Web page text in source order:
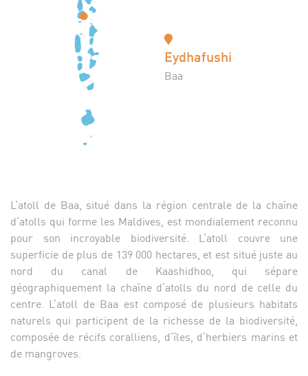
Eydhafushi
Baa
L’atoll de Baa, situé dans la région centrale de la chaîne
d’atolls qui forme les Maldives, est mondialement reconnu
pour son incroyable biodiversité. L’atoll couvre une
superficie de plus de 139 000 hectares, et est situé juste au
nord du canal de Kaashidhoo, qui sépare
géographiquement la chaîne d’atolls du nord de celle du
centre. L’atoll de Baa est composé de plusieurs habitats
naturels qui participent de la richesse de la biodiversité,
composée de récifs coralliens, d’îles, d’herbiers marins et
de mangroves.